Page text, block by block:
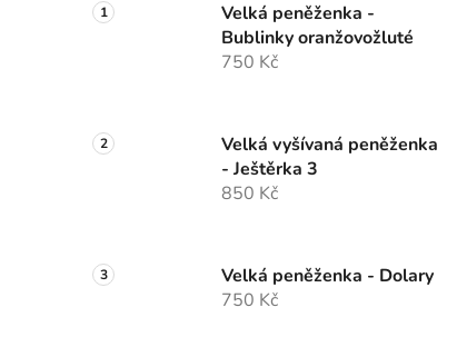
Velká peněženka -
Bublinky oranžovožluté
750 Kč
Velká vyšívaná peněženka
- Ještěrka 3
850 Kč
Velká peněženka - Dolary
750 Kč